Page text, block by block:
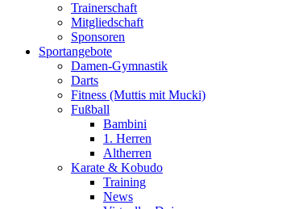
Trainerschaft
Mitgliedschaft
Sponsoren
Sportangebote
Damen-Gymnastik
Darts
Fitness (Muttis mit Mucki)
Fußball
Bambini
1. Herren
Altherren
Karate & Kobudo
Training
News